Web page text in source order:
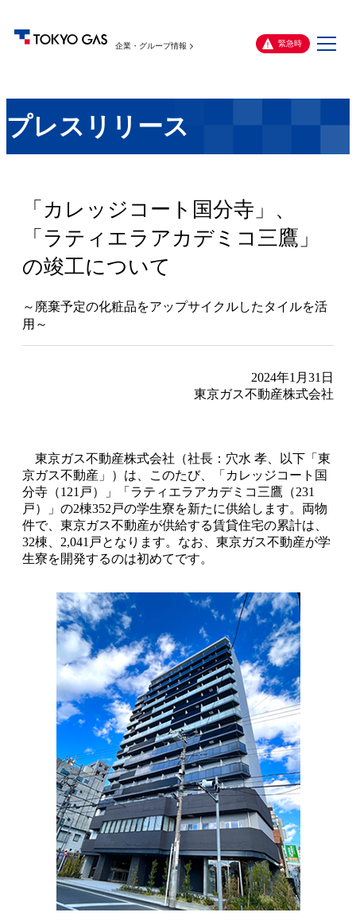
企業・グループ情報 緊急時
メ
プレスリリース
「カレッジコート国分寺」、
「ラティエラアカデミコ三鷹」
の竣工について
～廃棄予定の化粧品をアップサイクルしたタイルを活
用～
2024年1月31日
東京ガス不動産株式会社
東京ガス不動産株式会社（社長：穴水 孝、以下「東
京ガス不動産」）は、このたび、「カレッジコート国
分寺（121戸）」「ラティエラアカデミコ三鷹（231
戸）」の2棟352戸の学生寮を新たに供給します。両物
件で、東京ガス不動産が供給する賃貸住宅の累計は、
32棟、2,041戸となります。なお、東京ガス不動産が学
生寮を開発するのは初めてです。